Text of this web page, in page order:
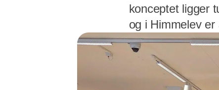
konceptet ligger
og i Himmelev